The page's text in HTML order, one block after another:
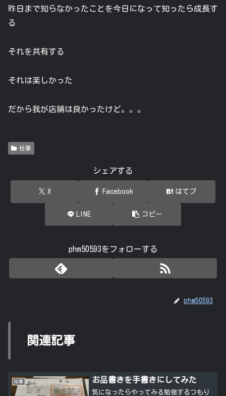
昨日まで知らなかったことを今日になって知ったら成長す
る
それを共有する
それは楽しかった
だから我が店舗は良かったけど。。。
仕事
シェアする
X Facebook はてブ
LINE コピー
phm50593をフォローする
phm50593
関連記事
仕事 お品書きを手書きにしてみた
気になったらやってみる勉強するつもり